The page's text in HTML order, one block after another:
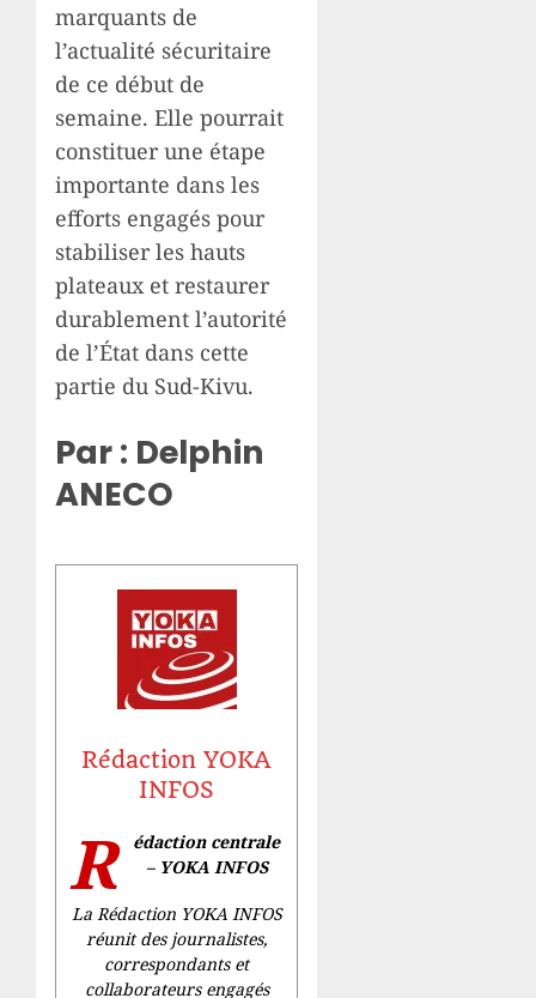
marquants de
l’actualité sécuritaire
de ce début de
semaine. Elle pourrait
constituer une étape
importante dans les
efforts engagés pour
stabiliser les hauts
plateaux et restaurer
durablement l’autorité
de l’État dans cette
partie du Sud-Kivu.
Par : Delphin
ANECO
Rédaction YOKA
INFOS
R
édaction centrale
– YOKA INFOS
La Rédaction YOKA INFOS
réunit des journalistes,
correspondants et
collaborateurs engagés